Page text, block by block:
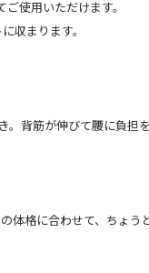
使用いただけます。
収まります。
背筋が伸びて腰に負担
格に合わせて、ちょう